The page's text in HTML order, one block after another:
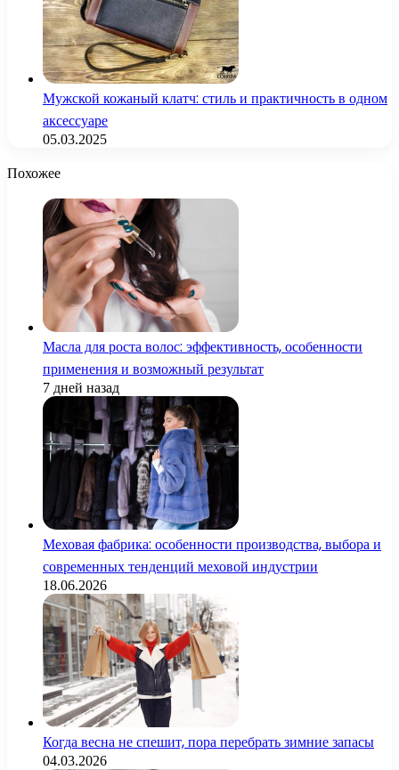
Мужской кожаный клатч: стиль и практичность в одном
аксессуаре
05.03.2025
Похожее
Масла для роста волос: эффективность, особенности
применения и возможный результат
7 дней назад
Меховая фабрика: особенности производства, выбора и
современных тенденций меховой индустрии
18.06.2026
Когда весна не спешит, пора перебрать зимние запасы
04.03.2026